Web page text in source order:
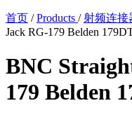
首页 / Products / 射频连接
Jack RG-179 Belden
BNC
179 Belden